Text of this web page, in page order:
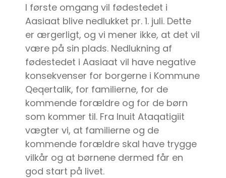
I første omgang vil fødestedet i
Aasiaat blive nedlukket pr. 1. juli. Dette
er ærgerligt, og vi mener ikke, at det vil
være på sin plads. Nedlukning af
fødestedet i Aasiaat vil have negative
konsekvenser for borgerne i Kommune
Qeqertalik, for familierne, for de
kommende forældre og for de børn
som kommer til. Fra Inuit Ataqatigiit
vægter vi, at familierne og de
kommende forældre skal have trygge
vilkår og at børnene dermed får en
god start på livet.